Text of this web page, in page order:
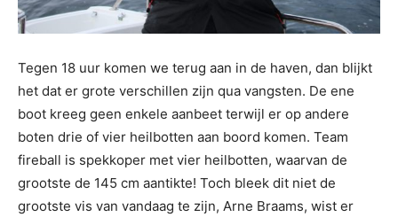
Tegen 18 uur komen we terug aan in de haven, dan blijkt
het dat er grote verschillen zijn qua vangsten. De ene
boot kreeg geen enkele aanbeet terwijl er op andere
boten drie of vier heilbotten aan boord komen. Team
fireball is spekkoper met vier heilbotten, waarvan de
grootste de 145 cm aantikte! Toch bleek dit niet de
grootste vis van vandaag te zijn, Arne Braams, wist er